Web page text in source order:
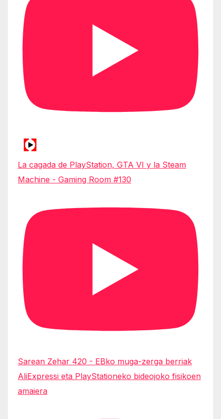
La cagada de PlayStation, GTA VI y la Steam
Machine - Gaming Room #130
Sarean Zehar 420 - EBko muga-zerga berriak
AliExpressi eta PlayStationeko bideojoko fisikoen
amaiera